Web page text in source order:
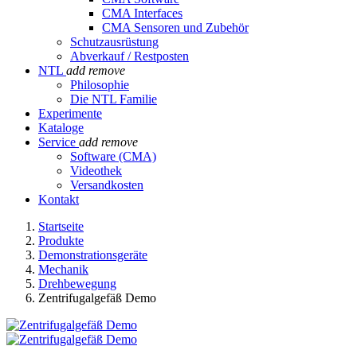
CMA Interfaces
CMA Sensoren und Zubehör
Schutzausrüstung
Abverkauf / Restposten
NTL add remove
Philosophie
Die NTL Familie
Experimente
Kataloge
Service add remove
Software (CMA)
Videothek
Versandkosten
Kontakt
Startseite
Produkte
Demonstrationsgeräte
Mechanik
Drehbewegung
Zentrifugalgefäß Demo